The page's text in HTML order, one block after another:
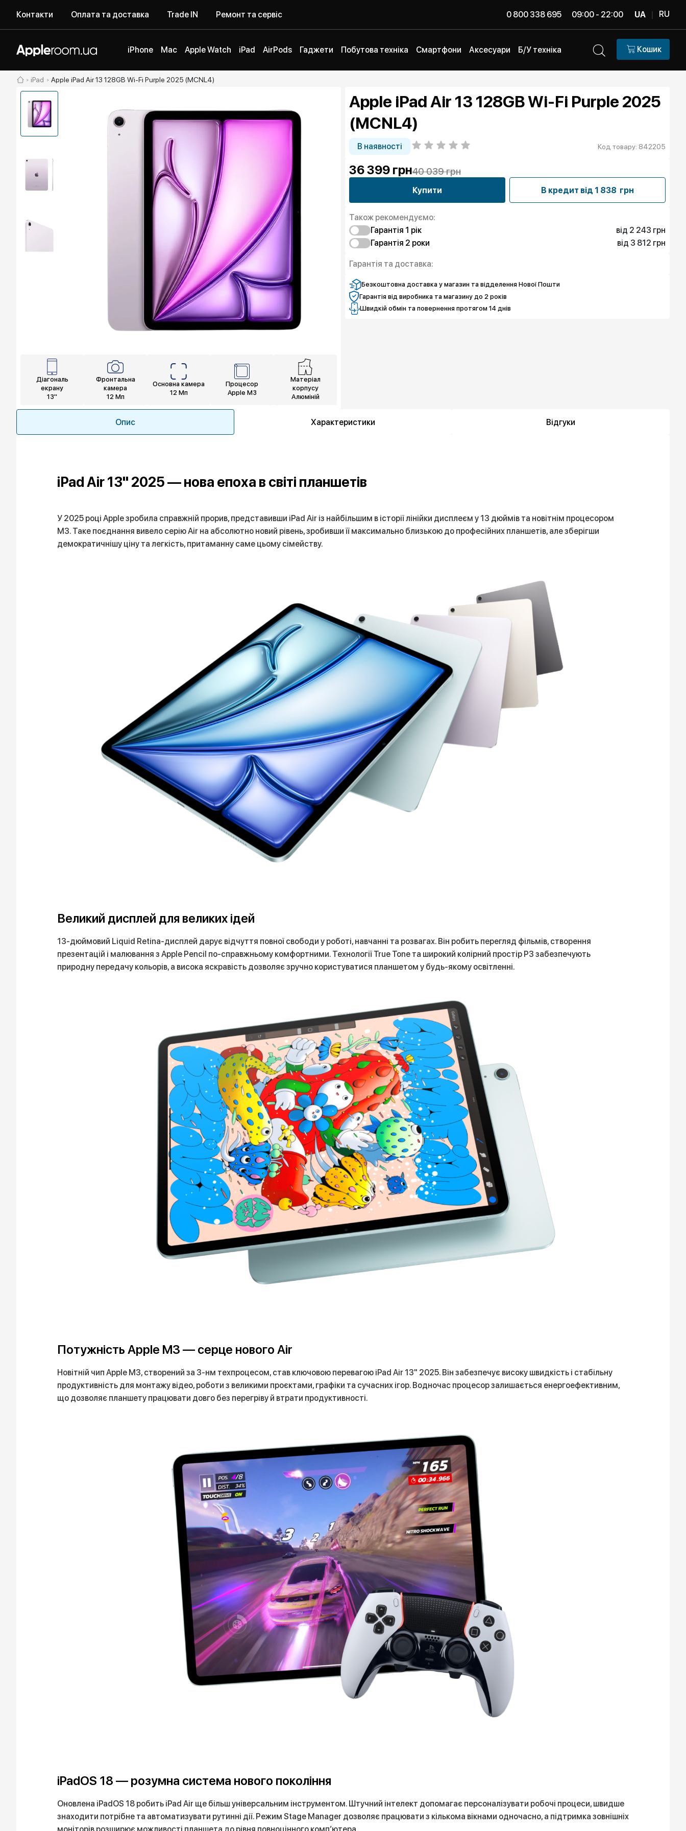
Контакти Оплата та доставка Trade IN Ремонт та сервіс 0 800 338 695 09:00 - 22:00 UA | RU
iPhone Mac Apple Watch iPad AirPods Гаджети Побутова техніка Смартфони Аксесуари Б/У техніка Кошик
iPad Apple iPad Air 13 128GB Wi-Fi Purple 2025 (MCNL4)
Діагональ
екрану
13"
Фронтальна
камера
12 Мп
Основна камера
12 Мп
Процесор
Apple M3
Матеріал
корпусу
Алюміній
Apple iPad Air 13 128GB Wi-Fi Purple 2025
(MCNL4)
В наявності Код товару: 842205
36 399 грн40 039 грн
Купити В кредит від 1 838 грн
Також рекомендуємо:
Гарантія 1 рiк
від 2 243 грн
Захист від браку
2 243 грн
Гарантія 2 роки
від 3 812 грн
Захист екрана
Гарантія та доставка:
Безкоштовна доставка у магазин та відделення Нової Пошти
Гарантія від виробника та магазину до 2 років
Швидкій обмін та повернення протягом 14 днів
Опис Характеристики Відгуки
iPad Air 13" 2025 — нова епоха в світі планшетів
У 2025 році Apple зробила справжній прорив, представивши iPad Air із найбільшим в історії лінійки дисплеєм у 13 дюймів та новітнім процесором
M3. Таке поєднання вивело серію Air на абсолютно новий рівень, зробивши її максимально близькою до професійних планшетів, але зберігши
демократичнішу ціну та легкість, притаманну саме цьому сімейству.
Великий дисплей для великих ідей
13-дюймовий Liquid Retina-дисплей дарує відчуття повної свободи у роботі, навчанні та розвагах. Він робить перегляд фільмів, створення
презентацій і малювання з Apple Pencil по-справжньому комфортними. Технології True Tone та широкий колірний простір P3 забезпечують
природну передачу кольорів, а висока яскравість дозволяє зручно користуватися планшетом у будь-якому освітленні.
Потужність Apple M3 — серце нового Air
Новітній чип Apple M3, створений за 3-нм техпроцесом, став ключовою перевагою iPad Air 13" 2025. Він забезпечує високу швидкість і стабільну
продуктивність для монтажу відео, роботи з великими проєктами, графіки та сучасних ігор. Водночас процесор залишається енергоефективним,
що дозволяє планшету працювати довго без перегріву й втрати продуктивності.
iPadOS 18 — розумна система нового покоління
Оновлена iPadOS 18 робить iPad Air ще більш універсальним інструментом. Штучний інтелект допомагає персоналізувати робочі процеси, швидше
знаходити потрібне та автоматизувати рутинні дії. Режим Stage Manager дозволяє працювати з кількома вікнами одночасно, а підтримка зовнішніх